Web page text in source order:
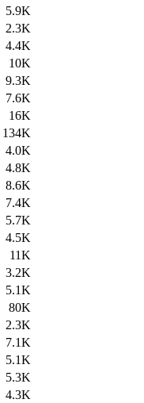
5.9K
2.3K
4.4K
10K
9.3K
7.6K
16K
134K
4.0K
4.8K
8.6K
7.4K
5.7K
4.5K
11K
3.2K
5.1K
80K
2.3K
7.1K
5.1K
5.3K
4.3K